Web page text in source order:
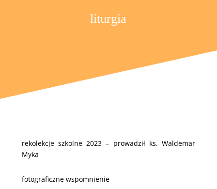
liturgia
rekolekcje szkolne 2023 – prowadził ks. Waldemar
Myka
fotograficzne wspomnienie